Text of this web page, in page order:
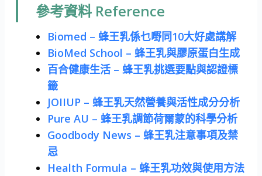
參考資料 Reference
Biomed – 蜂王乳係乜嘢同10大好處講解
BioMed School – 蜂王乳與膠原蛋白生成
百合健康生活 – 蜂王乳挑選要點與認證標
籤
JOIIUP – 蜂王乳天然營養與活性成分分析
Pure AU – 蜂王乳調節荷爾蒙的科學分析
Goodbody News – 蜂王乳注意事項及禁
忌
Health Formula – 蜂王乳功效與使用方法